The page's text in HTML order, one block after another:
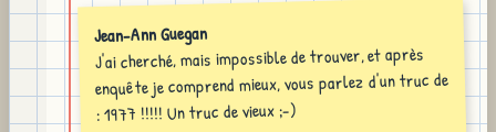
Jean-Ann Guegan
J'ai cherché, mais impossible de trouver, et après
enquête je comprend mieux, vous parlez d'un truc de
: 1977 !!!!! Un truc de vieux ;-)